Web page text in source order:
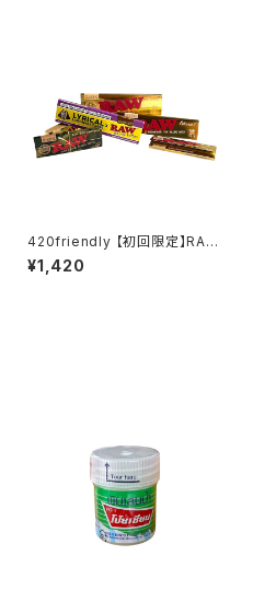
420friendly 【初回限定】RAW
お試し6点セット
¥1,420